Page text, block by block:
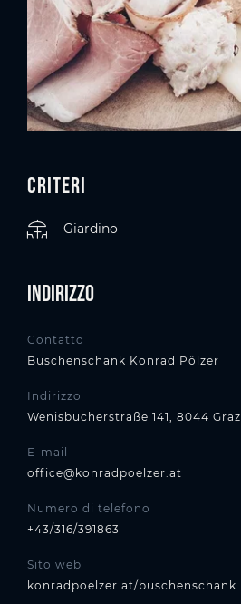
Criteri
Giardino
Indirizzo
Contatto
Buschenschank Konrad Pölzer
Indirizzo
Wenisbucherstraße 141, 8044 Graz
E-mail
office@konradpoelzer.at
Numero di telefono
+43/316/391863
Sito web
konradpoelzer.at/buschenschank